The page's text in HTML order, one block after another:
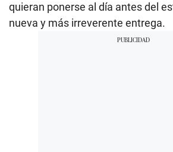
quieran ponerse al día antes del
nueva y más irreverente entrega.